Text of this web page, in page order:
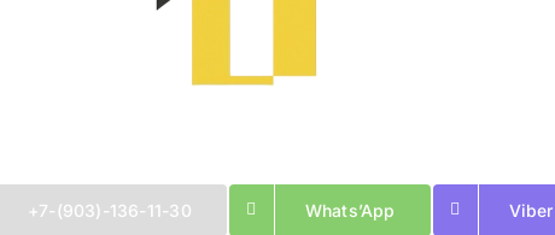
+7-(903)-136-11-30 Whats’App Viber